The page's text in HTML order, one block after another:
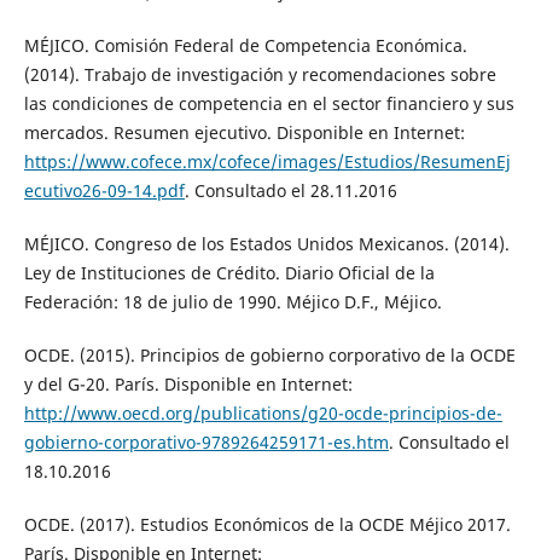
MÉJICO. Comisión Federal de Competencia Económica.
(2014). Trabajo de investigación y recomendaciones sobre
las condiciones de competencia en el sector financiero y sus
mercados. Resumen ejecutivo. Disponible en Internet:
https://www.cofece.mx/cofece/images/Estudios/ResumenEj
ecutivo26-09-14.pdf. Consultado el 28.11.2016
MÉJICO. Congreso de los Estados Unidos Mexicanos. (2014).
Ley de Instituciones de Crédito. Diario Oficial de la
Federación: 18 de julio de 1990. Méjico D.F., Méjico.
OCDE. (2015). Principios de gobierno corporativo de la OCDE
y del G-20. París. Disponible en Internet:
http://www.oecd.org/publications/g20-ocde-principios-de-
gobierno-corporativo-9789264259171-es.htm. Consultado el
18.10.2016
OCDE. (2017). Estudios Económicos de la OCDE Méjico 2017.
París. Disponible en Internet: